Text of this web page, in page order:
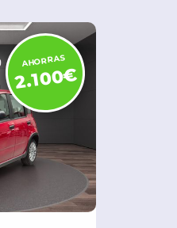
AHORRAS
2.100€